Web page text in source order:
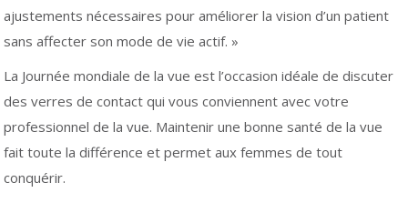
ajustements nécessaires pour améliorer la vision d’un patient
sans affecter son mode de vie actif. »
La Journée mondiale de la vue est l’occasion idéale de discuter
des verres de contact qui vous conviennent avec votre
professionnel de la vue. Maintenir une bonne santé de la vue
fait toute la différence et permet aux femmes de tout
conquérir.